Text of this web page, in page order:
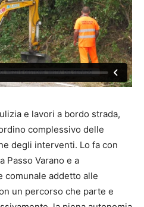
e lavori a bordo strada,
complessivo delle
degli interventi. Lo fa con
Passo Varano e a
comunale addetto alle
un percorso che parte e